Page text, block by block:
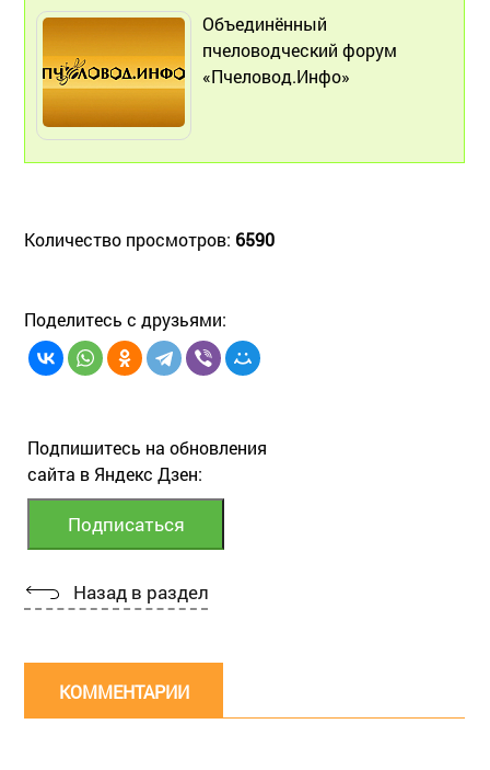
Объединённый
пчеловодческий форум
«Пчеловод.Инфо»
Количество просмотров: 6590
Поделитесь с друзьями:
Подпишитесь на обновления
сайта в Яндекс Дзен:
Назад в раздел
КОММЕНТАРИИ